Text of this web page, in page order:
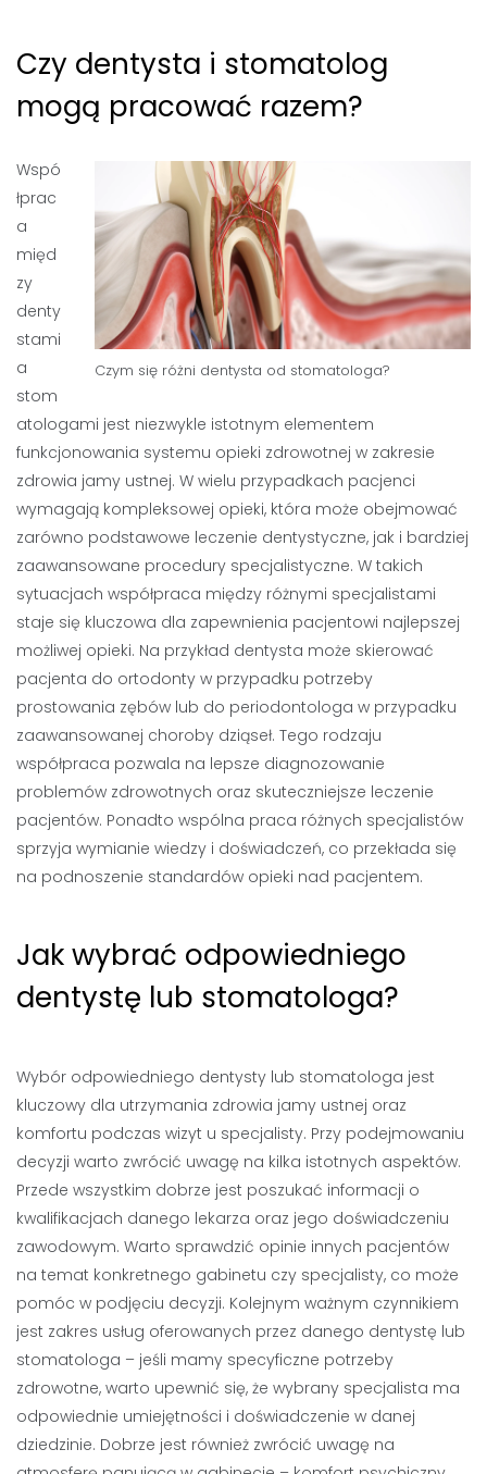
Czy dentysta i stomatolog
mogą pracować razem?
Czym się różni dentysta od stomatologa?
Wspó
łprac
a
międ
zy
denty
stami
a
stom
atologami jest niezwykle istotnym elementem
funkcjonowania systemu opieki zdrowotnej w zakresie
zdrowia jamy ustnej. W wielu przypadkach pacjenci
wymagają kompleksowej opieki, która może obejmować
zarówno podstawowe leczenie dentystyczne, jak i bardziej
zaawansowane procedury specjalistyczne. W takich
sytuacjach współpraca między różnymi specjalistami
staje się kluczowa dla zapewnienia pacjentowi najlepszej
możliwej opieki. Na przykład dentysta może skierować
pacjenta do ortodonty w przypadku potrzeby
prostowania zębów lub do periodontologa w przypadku
zaawansowanej choroby dziąseł. Tego rodzaju
współpraca pozwala na lepsze diagnozowanie
problemów zdrowotnych oraz skuteczniejsze leczenie
pacjentów. Ponadto wspólna praca różnych specjalistów
sprzyja wymianie wiedzy i doświadczeń, co przekłada się
na podnoszenie standardów opieki nad pacjentem.
Jak wybrać odpowiedniego
dentystę lub stomatologa?
Wybór odpowiedniego dentysty lub stomatologa jest
kluczowy dla utrzymania zdrowia jamy ustnej oraz
komfortu podczas wizyt u specjalisty. Przy podejmowaniu
decyzji warto zwrócić uwagę na kilka istotnych aspektów.
Przede wszystkim dobrze jest poszukać informacji o
kwalifikacjach danego lekarza oraz jego doświadczeniu
zawodowym. Warto sprawdzić opinie innych pacjentów
na temat konkretnego gabinetu czy specjalisty, co może
pomóc w podjęciu decyzji. Kolejnym ważnym czynnikiem
jest zakres usług oferowanych przez danego dentystę lub
stomatologa – jeśli mamy specyficzne potrzeby
zdrowotne, warto upewnić się, że wybrany specjalista ma
odpowiednie umiejętności i doświadczenie w danej
dziedzinie. Dobrze jest również zwrócić uwagę na